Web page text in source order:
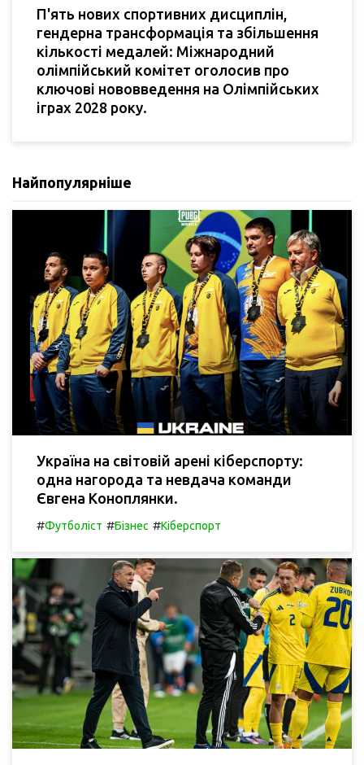
П'ять нових спортивних дисциплін,
гендерна трансформація та збільшення
кількості медалей: Міжнародний
олімпійський комітет оголосив про
ключові нововведення на Олімпійських
іграх 2028 року.
Найпопулярніше
Україна на світовій арені кіберспорту:
одна нагорода та невдача команди
Євгена Коноплянки.
#Футболіст #Бізнес #Кіберспорт